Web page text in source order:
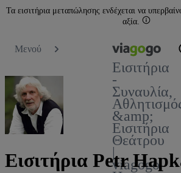
Τα εισιτήρια μεταπώλησης ενδέχεται να
αξία.
Μενού
Εισιτήρια
-
Συναυλία,
&amp;
Εισιτήρια
Θεάτρου
|
viagogo
Εισιτήρια Petr